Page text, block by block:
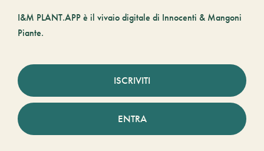
I&M PLANT.APP è il vivaio digitale di Innocenti & Mangoni
Piante.
ISCRIVITI
ENTRA